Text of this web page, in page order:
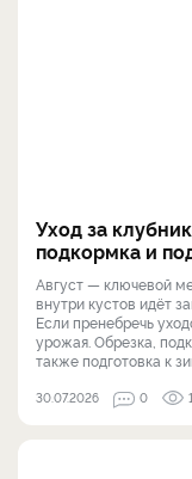
Уход за
подкормка и
Август — ключевой
внутри кустов идёт
Если пренебречь
урожая. Обрезка,
также подготовка к
30.07.2026 0